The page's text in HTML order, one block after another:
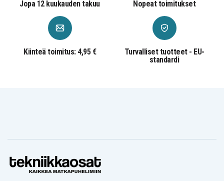
Sportsman 570 X2, Touring 570 (–2026)
Sportsman 450 HO (–2026)
Puutarhakoneet
Stiga
Park 340 / 420 / 520 / 540 / 640 / 720 / 740-sarja
Jopa 12 kuukauden takuu Nopeat toimitukset
Kiinteä toimitus: 4,95 €
Turvalliset tuotteet - EU-
standardi